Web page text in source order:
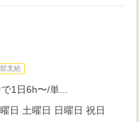
支給
1日6h〜/単...
日 土曜日 日曜日 祝日